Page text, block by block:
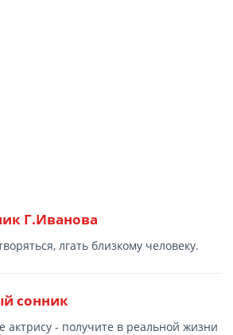
Г.Иванова
лгать близкому человеку.
сонник
актрису - получите в реальной жизни